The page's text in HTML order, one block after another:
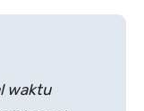
waktu